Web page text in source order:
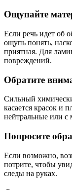
Ощупайте
Если речь идет об
ощупь понять,
приятная. Для
повреждений.
Обратите
Сильный
касается красок и
нейтральные или
Попросите
Если возможно,
потрите, чтобы
следы на руках.